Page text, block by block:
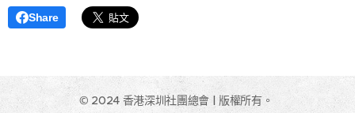
Share
© 2024 香港深圳社團總會 | 版權所有。